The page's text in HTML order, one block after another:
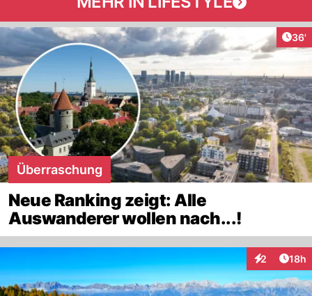
36'
Überraschung
Neue Ranking zeigt: Alle
Auswanderer wollen nach...!
2
Interaktionen
18h